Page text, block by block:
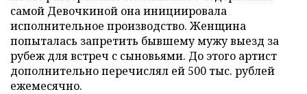
самой Девочкиной она инициировала
исполнительное производство. Женщина
попыталась запретить бывшему мужу выезд за
рубеж для встреч с сыновьями. До этого артист
дополнительно перечислял ей 500 тыс. рублей
ежемесячно.